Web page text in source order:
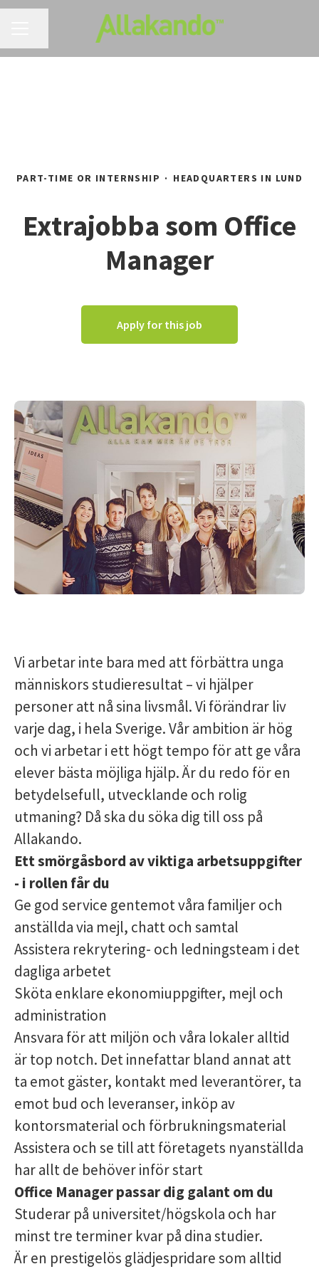
PART-TIME OR INTERNSHIP · HEADQUARTERS IN LUND
Extrajobba som Office
Manager
Apply for this job
Vi arbetar inte bara med att förbättra unga
människors studieresultat – vi hjälper
personer att nå sina livsmål. Vi förändrar liv
varje dag, i hela Sverige. Vår ambition är hög
och vi arbetar i ett högt tempo för att ge våra
elever bästa möjliga hjälp. Är du redo för en
betydelsefull, utvecklande och rolig
utmaning? Då ska du söka dig till oss på
Allakando.
Ett smörgåsbord av viktiga arbetsuppgifter
- i rollen får du
Ge god service gentemot våra familjer och
anställda via mejl, chatt och samtal
Assistera rekrytering- och ledningsteam i det
dagliga arbetet
Sköta enklare ekonomiuppgifter, mejl och
administration
Ansvara för att miljön och våra lokaler alltid
är top notch. Det innefattar bland annat att
ta emot gäster, kontakt med leverantörer, ta
emot bud och leveranser, inköp av
kontorsmaterial och förbrukningsmaterial
Assistera och se till att företagets nyanställda
har allt de behöver inför start
Office Manager passar dig galant om du
Studerar på universitet/högskola och har
minst tre terminer kvar på dina studier.
Är en prestigelös glädjespridare som alltid